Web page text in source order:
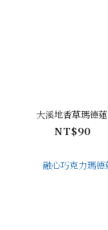
大溪地香草瑪德蓮
NT$90